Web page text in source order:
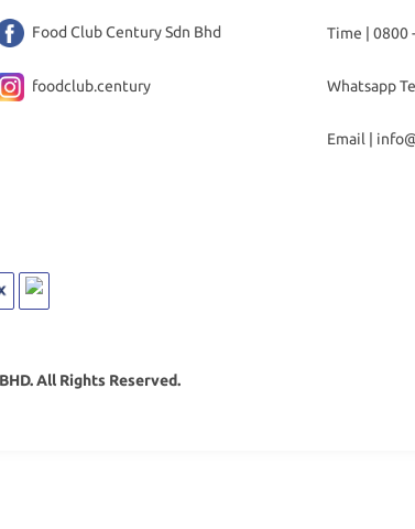
Food Club Century Sdn Bhd
foodclub.century
Time | 0800
Whatsapp
Email |
All Rights Reserved.